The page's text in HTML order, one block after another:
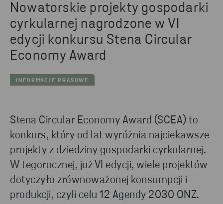
Nowatorskie projekty gospodarki
cyrkularnej nagrodzone w VI
edycji konkursu Stena Circular
Economy Award
INFORMACJE PRASOWE
Stena Circular Economy Award (SCEA) to
konkurs, który od lat wyróżnia najciekawsze
projekty z dziedziny gospodarki cyrkularnej.
W tegorocznej, już VI edycji, wiele projektów
dotyczyło zrównoważonej konsumpcji i
produkcji, czyli celu 12 Agendy 2030 ONZ.